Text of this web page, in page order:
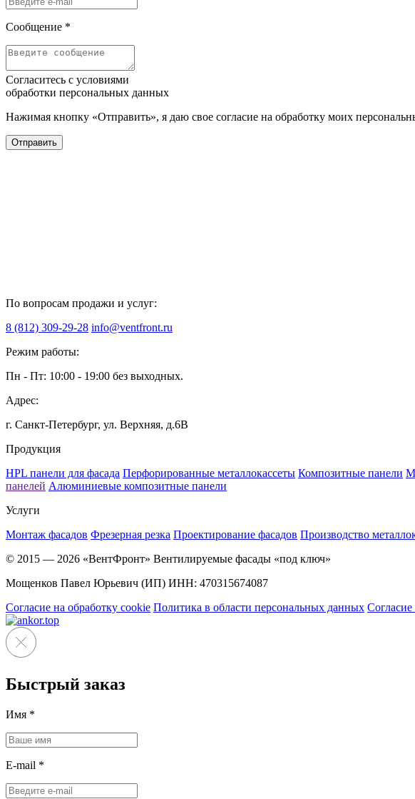
Сообщение *
Согласитесь с условиями
обработки персональных данных
Нажимая кнопку «Отправить», я даю свое согласие на обработку моих
Отправить
По вопросам продажи и услуг:
8 (812) 309-29-28 info@ventfront.ru
Режим работы:
Пн - Пт: 10:00 - 19:00 без выходных.
Адрес:
г. Санкт-Петербург, ул. Верхняя, д.6B
Продукция
HPL панели для фасада Перфорированные металлокассеты Композитные панели
панелей Алюминиевые композитные панели
Услуги
Монтаж фасадов Фрезерная резка Проектирование фасадов Производство
© 2015 — 2026 «ВентФронт» Вентилируемые фасады «под ключ»
Мощенков Павел Юрьевич (ИП) ИНН: 470315674087
Согласие на обработку cookie Политика в области персональных данных
Быстрый заказ
Имя *
E-mail *